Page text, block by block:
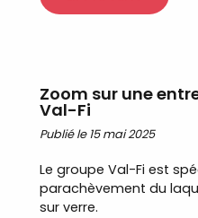
Zoom sur une
Val-Fi
Publié le 15 mai 2025
Le groupe Val-Fi est
parachèvement du
sur verre.